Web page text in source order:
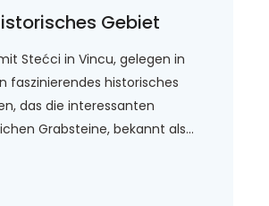
Gebiet
Stećci in Vincu, gelegen in
faszinierendes historisches
das die interessanten
Grabsteine, bekannt als...